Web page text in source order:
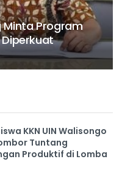
Minta Program
KKN UIN Walisongo
Tuntang
Produktif di Lomba